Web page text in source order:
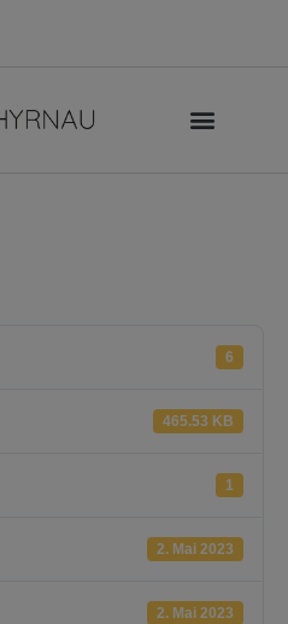
6
465.53 KB
1
2. Mai 2023
2. Mai 2023